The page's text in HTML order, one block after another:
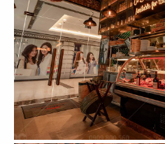
75
AQ GOURMET &
DINE
Nhà hàng Nhật